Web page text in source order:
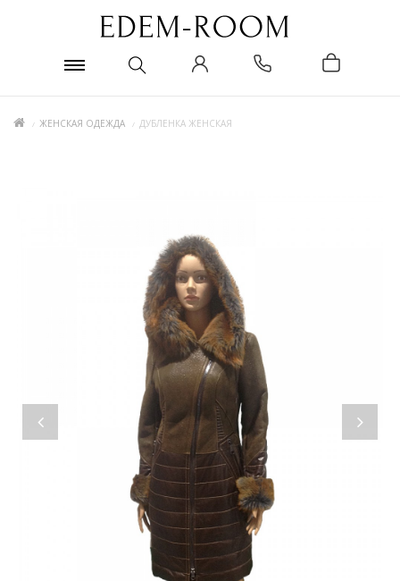
ЖЕНСКАЯ ОДЕЖДА ДУБЛЕНКА ЖЕНСКАЯ